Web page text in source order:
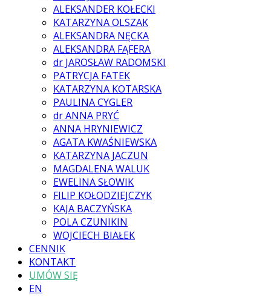
ALEKSANDER KOŁECKI
KATARZYNA OLSZAK
ALEKSANDRA NĘCKA
ALEKSANDRA FĄFERA
dr JAROSŁAW RADOMSKI
PATRYCJA FATEK
KATARZYNA KOTARSKA
PAULINA CYGLER
dr ANNA PRYĆ
ANNA HRYNIEWICZ
AGATA KWAŚNIEWSKA
KATARZYNA JACZUN
MAGDALENA WALUK
EWELINA SŁOWIK
FILIP KOŁODZIEJCZYK
KAJA BACZYŃSKA
POLA CZUNIKIN
WOJCIECH BIAŁEK
CENNIK
KONTAKT
UMÓW SIĘ
EN